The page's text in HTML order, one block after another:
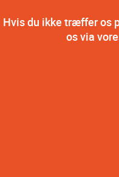
Hvis du ikke træffer os
os via